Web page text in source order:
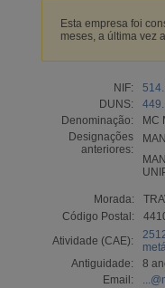
Esta empresa foi
meses, a última vez a
NIF:
DUNS:
Denominação:
MC
Designações
anteriores:
Morada:
Código Postal:
Atividade (CAE):
Antiguidade:
8
Email: